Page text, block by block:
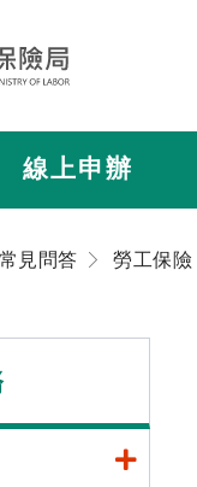
線上申辦
常見問答 勞工保險